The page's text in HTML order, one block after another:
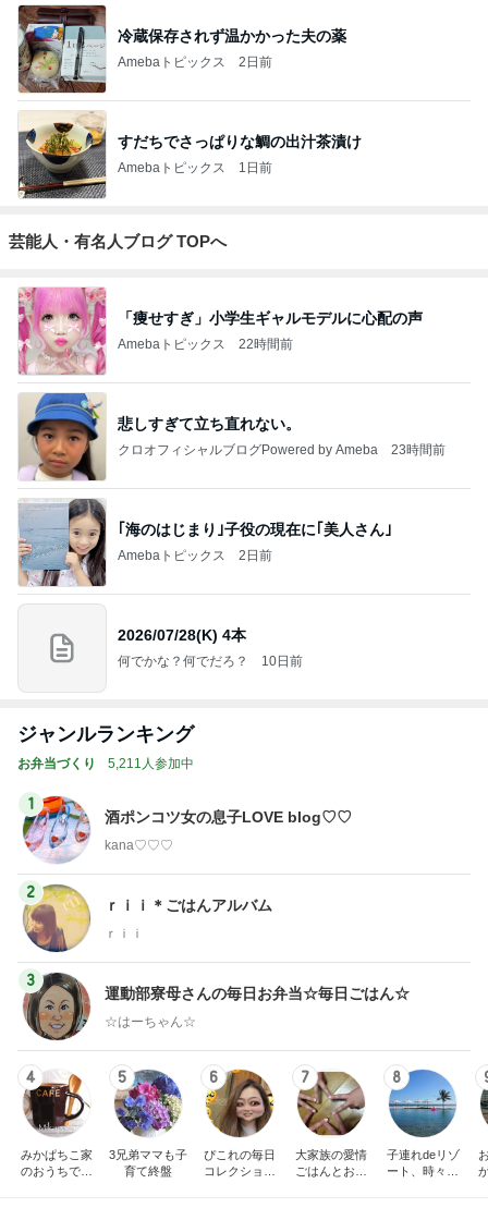
冷蔵保存されず温かかった夫の薬
Amebaトピックス 2日前
すだちでさっぱりな鯛の出汁茶漬け
Amebaトピックス 1日前
芸能人・有名人ブログ TOPへ
「痩せすぎ」小学生ギャルモデルに心配の声
Amebaトピックス 22時間前
悲しすぎて立ち直れない。
クロオフィシャルブログPowered by Ameba 23時間前
｢海のはじまり｣子役の現在に｢美人さん｣
Amebaトピックス 2日前
2026/07/28(K) 4本
何でかな？何でだろ？ 10日前
ジャンルランキング
お弁当づくり 5,211人参加中
1
酒ポンコツ女の息子LOVE blog♡♡
kana♡♡♡
2
ｒｉｉ＊ごはんアルバム
ｒｉｉ
3
運動部寮母さんの毎日お弁当☆毎日ごはん☆
☆はーちゃん☆
4
みかぱちこ家
のおうちでご
5
3兄弟ママも子
育て終盤
6
ぴこれの毎日
コレクション
7
大家族の愛情
ごはんとお弁
8
子連れdeリゾ
ート、時々キ